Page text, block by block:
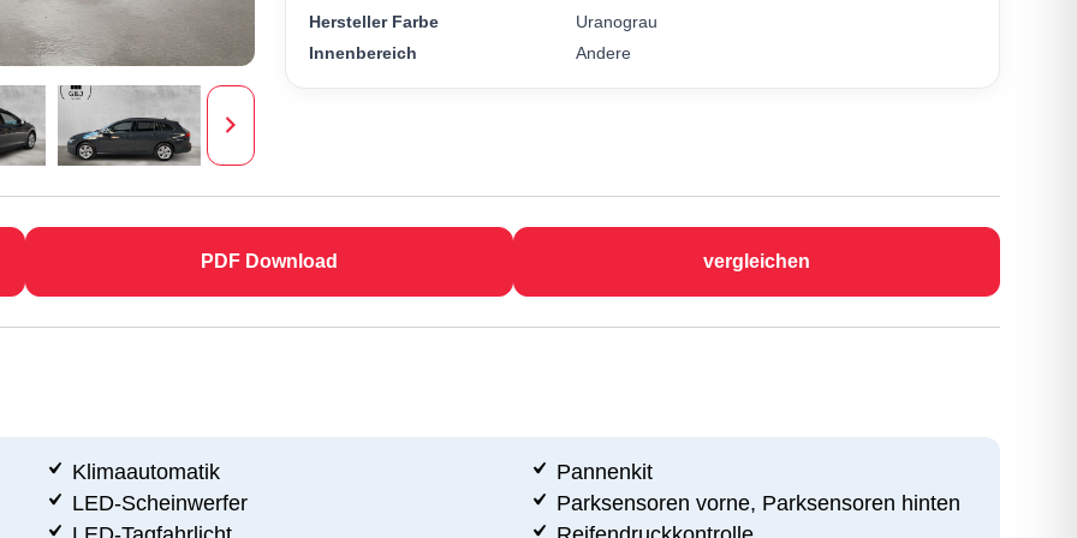
Hersteller Farbe
Uranograu
Innenbereich
Andere
PDF Download vergleichen
Klimaautomatik
LED-Scheinwerfer
Pannenkit
Parksensoren vorne, Parksensoren hinten